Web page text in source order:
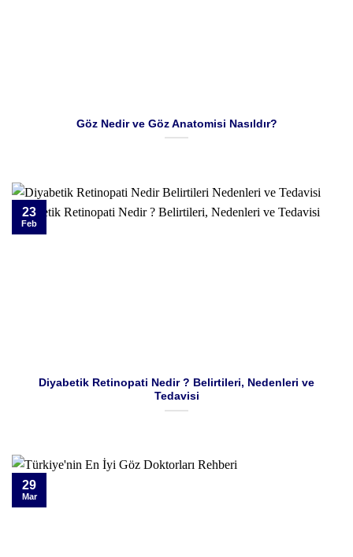
Göz Nedir ve Göz Anatomisi Nasıldır?
Diyabetik Retinopati Nedir ? Belirtileri, Nedenleri ve
Tedavisi
23
Feb
29
Mar